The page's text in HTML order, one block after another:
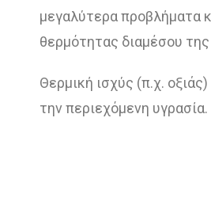
μεγαλύτερα προβλήματα
θερμότητας διαμέσου της
Θερμική ισχύς (π.χ.
την περιεχόμενη υγρασία.